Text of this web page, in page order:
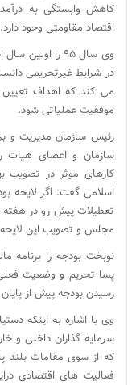
کاهش وابستگی به
اقتصاد مقاومتی وجود دارد.
وی سال ۹۵ را
در شرایط غیرتحریمی
می کند که اهداف
موفقیت عملیاتی شود.
رئیس سازمان مدیریت و
سازمان و اعضای هیات
اسلامی گفت:‌ اگر لایحه
تعطیلات پیش رو در هفته
مجلس و تصویب این
نوبخت بودجه را برنامه
پسا تحریم و وضعیت
رسیدن بودجه پیش از
سرمایه گذاران داخلی و
که از سوی مقامات بلند